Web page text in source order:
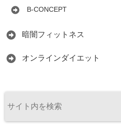
B-CONCEPT
暗闇フィットネス
オンラインダイエット